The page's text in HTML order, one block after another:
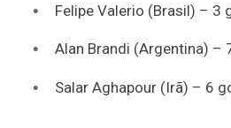
Felipe Valerio (Brasil) – 3
Alan Brandi (Argentina) –
Salar Aghapour (Irã) – 6